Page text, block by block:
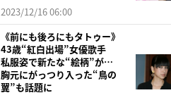
2023/12/16 06:00
《前にも後ろにもタトゥー》
43歳“紅白出場”女優歌手
私服姿で新たな“絵柄”が…
胸元にがっつり入った“鳥の
翼”も話題に